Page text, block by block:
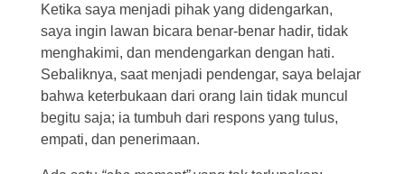
Ketika saya menjadi pihak yang didengarkan,
saya ingin lawan bicara benar-benar hadir, tidak
menghakimi, dan mendengarkan dengan hati.
Sebaliknya, saat menjadi pendengar, saya belajar
bahwa keterbukaan dari orang lain tidak muncul
begitu saja; ia tumbuh dari respons yang tulus,
empati, dan penerimaan.